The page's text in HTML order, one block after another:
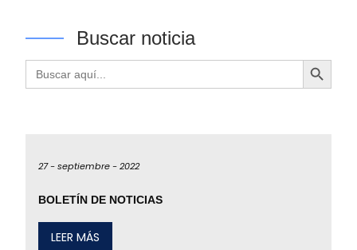
Buscar noticia
Buscar: Botón de búsqueda
27 -septiembre -2022
BOLETÍN DE NOTICIAS
LEER MÁS